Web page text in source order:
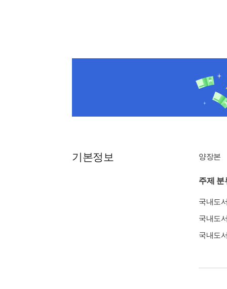
기본정보 양장본
주제 분
국내도
국내도
국내도